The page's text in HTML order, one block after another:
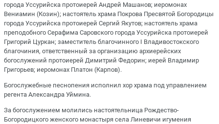
города Уссурийска протоиерей Андрей Машанов; иеромонах
Вениамин (Козин); настоятель храма Покрова Пресвятой Богородицы
города Уссурийска протоиерей Сергий Якутов; настоятель храма
преподобного Серафима Саровского города Уссурийска протоиерей
Григорий Цуркан; заместитель благочинного I Владивостокского
благочиния, ответственный за организацию архиерейских
богослужений протоиерей Димитрий Федорин; иерей Владимир
Григорьев; иеромонах Платон (Карпов).
Богослужебные песнопения исполнил хор храма под управлением
регента Александра Уймина.
За богослужением молились настоятельница Рождество-
Богородицкого женского монастыря села Линевичи игумения